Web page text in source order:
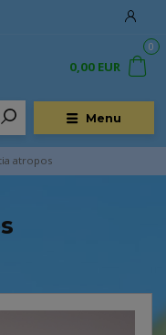
Menu
0
0,00 EUR
atropos